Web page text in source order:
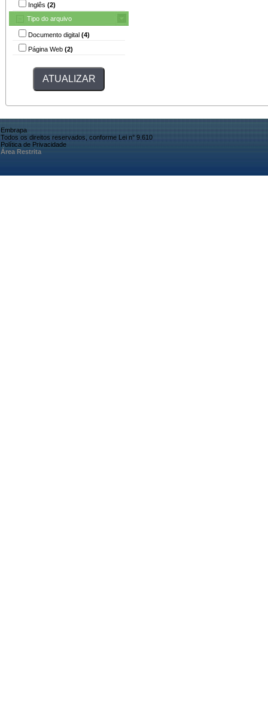
Inglês (2)
Tipo do arquivo
Documento digital (4)
Página Web (2)
Embrapa
Todos os direitos reservados, conforme Lei n° 9.610
Política de Privacidade
Área Restrita